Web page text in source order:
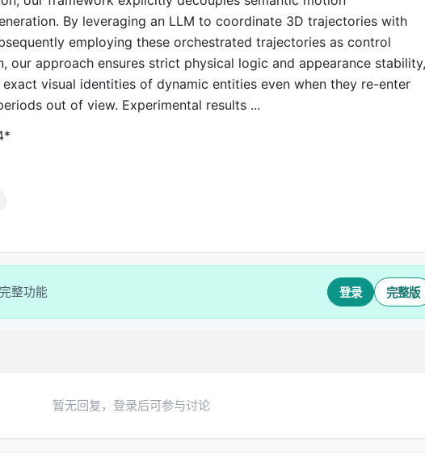
By leveraging an LLM to coordinate 3D trajectories with
employing these orchestrated trajectories as control
our approach ensures strict physical logic and appearance stability,
visual identities of dynamic entities even when they re-enter
out of view. Experimental results ...
整功能 登录 完整版
暂无回复，登录后可参与讨论